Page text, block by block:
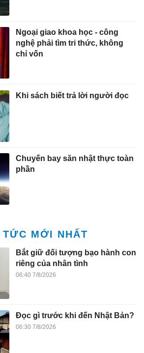
Ngoại giao khoa học - công
nghệ phải tìm tri thức, không
chỉ vốn
Khi sách biết trả lời người đọc
Chuyến bay săn nhật thực toàn
phần
TỨC MỚI NHẤT
Bắt giữ đối tượng bạo hành con
riêng của nhân tình
06:40 7/8/2026
Đọc gì trước khi đến Nhật Bản?
06:30 7/8/2026